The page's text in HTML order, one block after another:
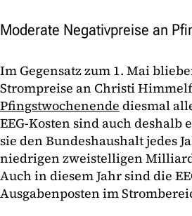
Moderate Negativpreise an
Im Gegensatz zum 1. Mai
Strompreise an Christi
Pfingstwochenende diesmal
EEG-Kosten sind auch
sie den Bundeshaushalt jedes
niedrigen zweistelligen
Auch in diesem Jahr sind die
Ausgabenposten im